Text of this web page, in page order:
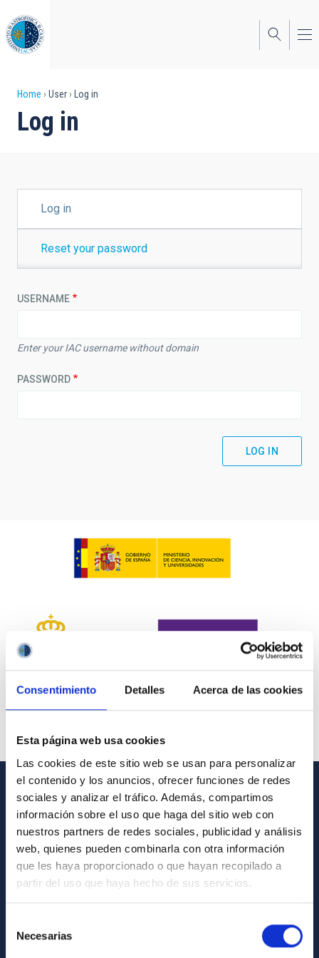
Consentimiento Detalles Acerca de las cookies
Esta página web usa cookies
Las cookies de este sitio web se usan para personalizar
el contenido y los anuncios, ofrecer funciones de redes
sociales y analizar el tráfico. Además, compartimos
información sobre el uso que haga del sitio web con
nuestros partners de redes sociales, publicidad y análisis
web, quienes pueden combinarla con otra información
que les haya proporcionado o que hayan recopilado a
partir del uso que haya hecho de sus servicios.
Necesarias
to
main
content
Breadcrumb
Home User Log in
Log in
TABSLog in
Reset your password
USERNAME
Enter your IAC username without domain
PASSWORD
GENERAL INFORMATION
Contact
How to get to the IAC
List of personnel
Library
General register